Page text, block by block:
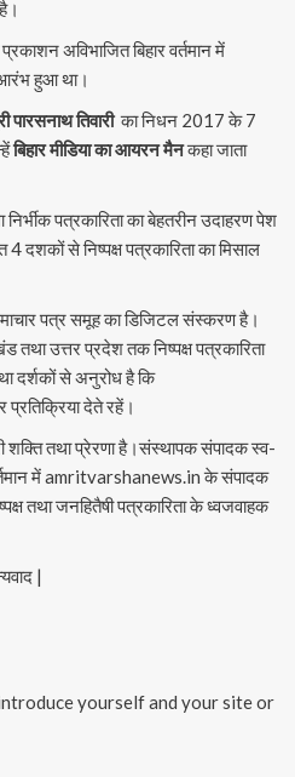
अविभाजित बिहार वर्तमान में
हुआ था।
पारसनाथ तिवारीका निधन 2017 के 7
बिहार मीडिया का आयरन मैनकहा जाता
पत्रकारिता का बेहतरीन उदाहरण पेश
4 दशकों से निष्पक्ष पत्रकारिता का मिसाल
पत्र समूह का डिजिटल संस्करण है।
उत्तर प्रदेश तक निष्पक्ष पत्रकारिता
दर्शकों से अनुरोध है कि
देते रहें।
शक्ति तथा प्रेरणा है।संस्थापक संपादक स्व-
वर्तमान में amritvarshanews.in के संपादक
तथा जनहितैषी पत्रकारिता के ध्वजवाहक
|
yourself and your site or